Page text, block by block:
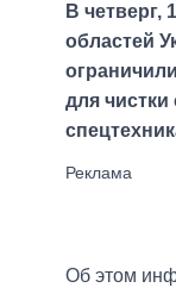
В четверг,
областей
для чистки
Об этом